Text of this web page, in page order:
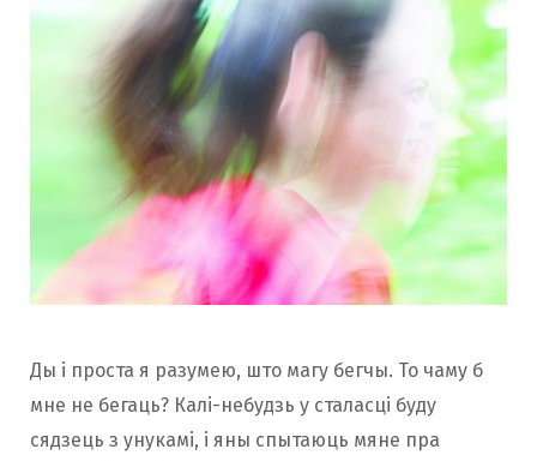
Ды і проста я разумею, што магу бегчы. То чаму б
мне не бегаць? Калі-небудзь у сталасці буду
сядзець з унукамі, і яны спытаюць мяне пра